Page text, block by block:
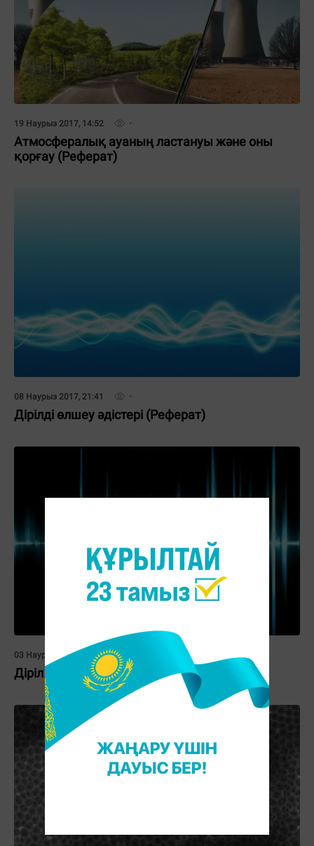
19 Наурыз 2017, 14:52
Атмосфералық ауаның ластануы және оны
қорғау (Реферат)
08 Наурыз 2017, 21:41
Дірілді өлшеу әдістері (Реферат)
03 Наурыз 2017, 11:21
Діріл туралы жалпы түсінік (Реферат)